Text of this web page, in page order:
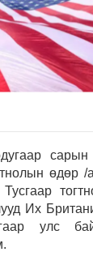
сарын
өдөр /
Их
улс